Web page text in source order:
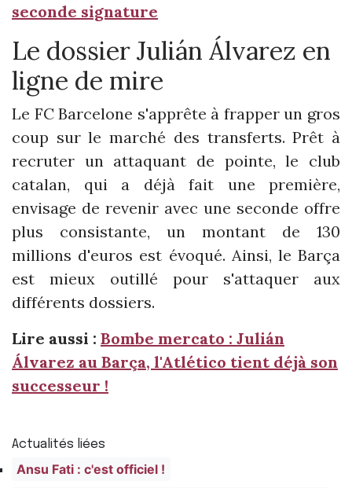
seconde signature
Le dossier Julián Álvarez en
ligne de mire
Le FC Barcelone s'apprête à frapper un gros
coup sur le marché des transferts. Prêt à
recruter un attaquant de pointe, le club
catalan, qui a déjà fait une première,
envisage de revenir avec une seconde offre
plus consistante, un montant de 130
millions d'euros est évoqué. Ainsi, le Barça
est mieux outillé pour s'attaquer aux
différents dossiers.
Lire aussi : Bombe mercato : Julián
Álvarez au Barça, l'Atlético tient déjà son
successeur !
Actualités liées
Ansu Fati : c'est officiel !